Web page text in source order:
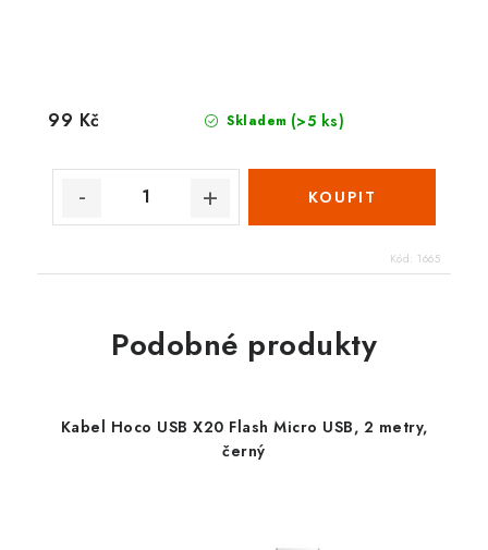
Skladem (>5 ks)
99 Kč
Kód: 1665
Podobné produkty
Kabel Hoco USB X20 Flash Micro USB, 2 metry,
černý